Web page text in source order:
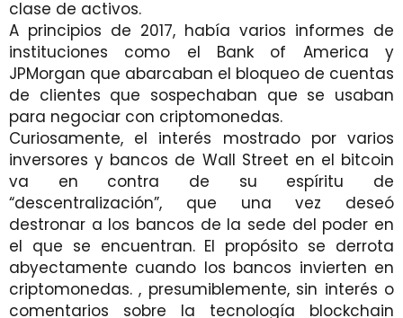
clase de activos.
A principios de 2017, había varios informes de
instituciones como el Bank of America y
JPMorgan que abarcaban el bloqueo de cuentas
de clientes que sospechaban que se usaban
para negociar con criptomonedas.
Curiosamente, el interés mostrado por varios
inversores y bancos de Wall Street en el bitcoin
va en contra de su espíritu de
“descentralización”, que una vez deseó
destronar a los bancos de la sede del poder en
el que se encuentran. El propósito se derrota
abyectamente cuando los bancos invierten en
criptomonedas. , presumiblemente, sin interés o
comentarios sobre la tecnología blockchain